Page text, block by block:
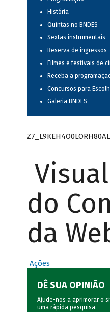
História
Quintas no BNDES
Sextas instrumentais
Reserva de ingressos
Filmes e festivais de
Receba a
Concursos para
Galeria BNDES
do
da
Ações
DÊ SUA OPINIÃO
Ajude-nos a aprimorar o
uma rápida pesquisa.